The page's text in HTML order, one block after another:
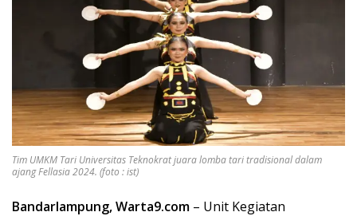
Tim UMKM Tari Universitas Teknokrat juara lomba tari tradisional dalam
ajang Fellasia 2024. (foto : ist)
Bandarlampung, Warta9.com – Unit Kegiatan